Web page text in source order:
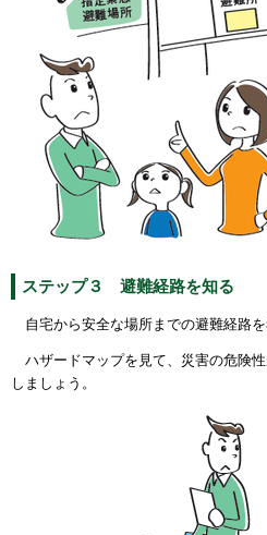
ステップ３ 避難経路を知る
自宅から安全な場所までの避難経路を
ハザードマップを見て、災害の危険
しましょう。